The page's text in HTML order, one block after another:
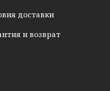
доставки
и возврат